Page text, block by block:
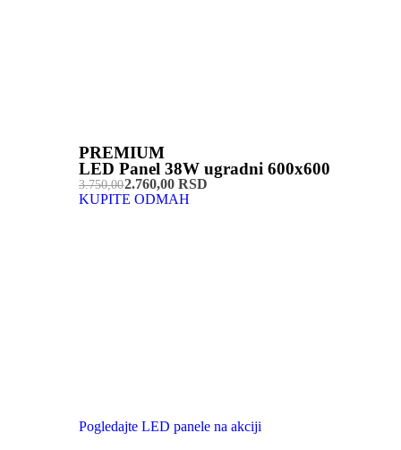
PREMIUM
LED Panel 38W ugradni 600x600
3.750,002.760,00 RSD
KUPITE ODMAH
Pogledajte LED panele na akciji